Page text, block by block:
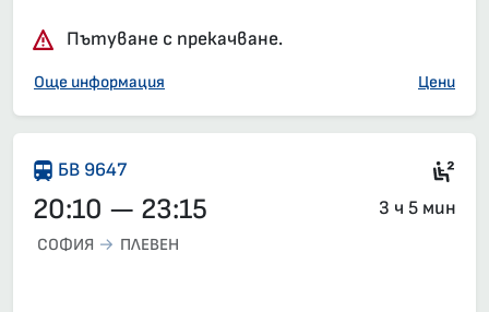
Пътуване с прекачване.
Още информация Цени
БВ 9647
20:10 — 23:15 3 ч 5 мин
СОФИЯ ПЛЕВЕН